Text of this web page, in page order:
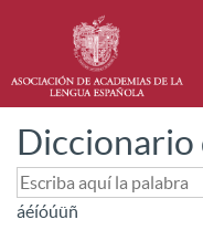
Diccionario
áéíóúüñ